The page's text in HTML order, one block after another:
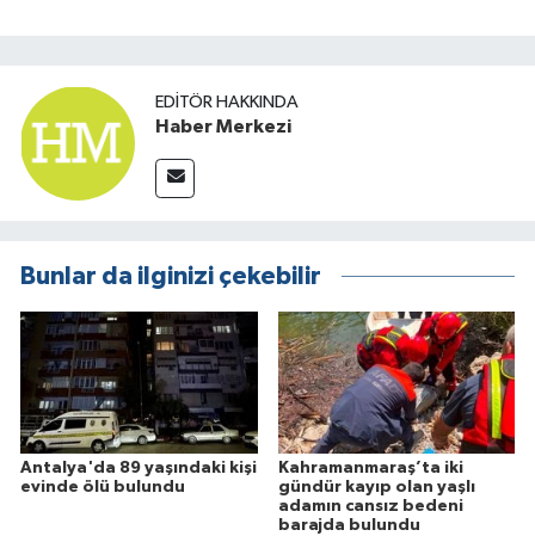
EDITÖR HAKKINDA
Haber Merkezi
Bunlar da ilginizi çekebilir
Antalya'da 89 yaşındaki kişi
evinde ölü bulundu
Kahramanmaraş’ta iki
gündür kayıp olan yaşlı
adamın cansız bedeni
barajda bulundu